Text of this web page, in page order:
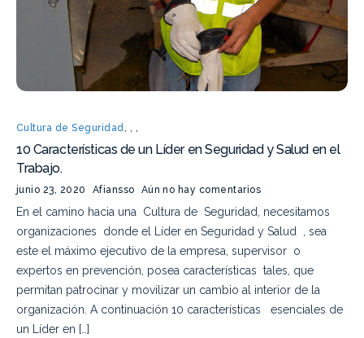
Cultura de Seguridad, , ,
10 Características de un Líder en Seguridad y Salud en el
Trabajo.
junio 23, 2020 Afiansso Aún no hay comentarios
En el camino hacia una Cultura de Seguridad, necesitamos
organizaciones donde el Líder en Seguridad y Salud , sea
este el máximo ejecutivo de la empresa, supervisor o
expertos en prevención, posea características tales, que
permitan patrocinar y movilizar un cambio al interior de la
organización. A continuación 10 características esenciales de
un Líder en […]